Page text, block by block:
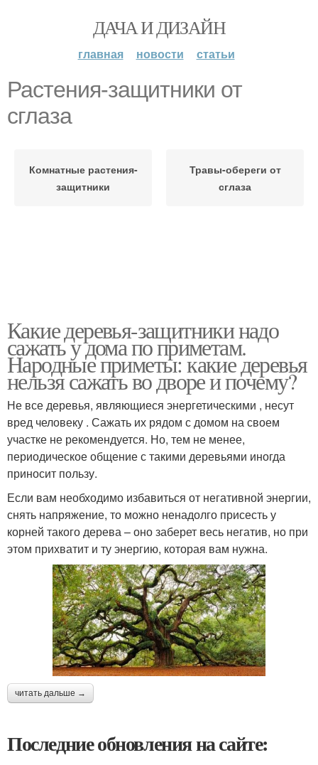
ДАЧА И ДИЗАЙН
главная новости статьи
Растения-защитники от
сглаза
Комнатные растения-
защитники
Травы-обереги от
сглаза
Какие деревья-защитники надо
сажать у дома по приметам.
Народные приметы: какие деревья
нельзя сажать во дворе и почему?
Не все деревья, являющиеся энергетическими , несут
вред человеку . Сажать их рядом с домом на своем
участке не рекомендуется. Но, тем не менее,
периодическое общение с такими деревьями иногда
приносит пользу.
Если вам необходимо избавиться от негативной энергии,
снять напряжение, то можно ненадолго присесть у
корней такого дерева – оно заберет весь негатив, но при
этом прихватит и ту энергию, которая вам нужна.
читать дальше →
Последние обновления на сайте: